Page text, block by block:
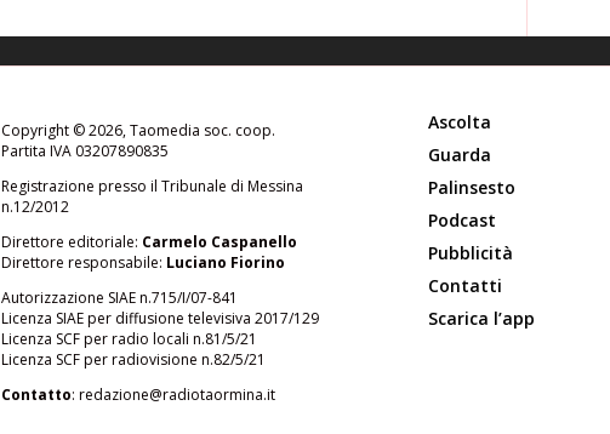
Copyright © 2026, Taomedia soc. coop.
Partita IVA 03207890835
Registrazione presso il Tribunale di Messina
n.12/2012
Direttore editoriale: Carmelo Caspanello
Direttore responsabile: Luciano Fiorino
Autorizzazione SIAE n.715/I/07-841
Licenza SIAE per diffusione televisiva 2017/129
Licenza SCF per radio locali n.81/5/21
Licenza SCF per radiovisione n.82/5/21
Contatto: redazione@radiotaormina.it
Ascolta
Guarda
Palinsesto
Podcast
Pubblicità
Contatti
Scarica l’app